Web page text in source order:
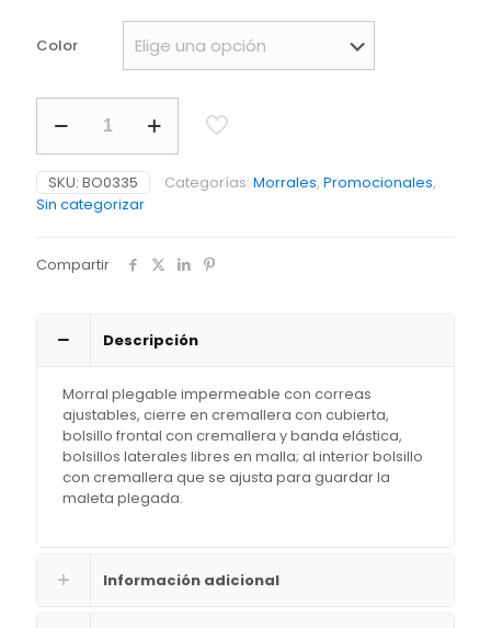
Color
Plegable
Monet
cantidad
SKU: BO0335 Categorías: Morrales, Promocionales,
Sin categorizar
Compartir
Descripción
Morral plegable impermeable con correas
ajustables, cierre en cremallera con cubierta,
bolsillo frontal con cremallera y banda elástica,
bolsillos laterales libres en malla; al interior bolsillo
con cremallera que se ajusta para guardar la
maleta plegada.
Información adicional